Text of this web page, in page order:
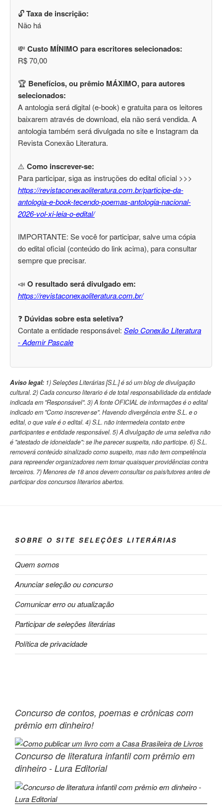
🔓Taxa de inscrição:
Não há
💸 Custo MÍNIMO para escritores selecionados:
R$ 70,00
🏆 Benefícios, ou prêmio MÁXIMO, para autores
selecionados:
A antologia será digital (e-book) e gratuita para os leitores
baixarem através de download, ela não será vendida. A
antologia também será divulgada no site e Instagram da
Revista Conexão Literatura.
⚠️ Como inscrever-se:
Para participar, siga as instruções do edital oficial >>>
https://revistaconexaoliteratura.com.br/participe-da-
antologia-e-book-tecendo-poemas-antologia-nacional-
2026-vol-xi-leia-o-edital/
IMPORTANTE: Se você for participar, salve uma cópia
do edital oficial (conteúdo do link acima), para consultar
sempre que precisar.
📣 O resultado será divulgado em:
https://revistaconexaoliteratura.com.br/
❓ Dúvidas sobre esta seletiva?
Contate a entidade responsável: Selo Conexão Literatura
- Ademir Pascale
Aviso legal: 1) Seleções Literárias [S.L.] é só um blog de divulgação
cultural. 2) Cada concurso literario é de total responsabilidade da entidade
indicada em "Responsável". 3) A fonte OFICIAL de informações é o edital
indicado em "Como inscrever-se". Havendo divergência entre S.L. e o
edital, o que vale é o edital. 4) S.L. não intermedeia contato entre
participantes e entidade responsável. 5) A divulgação de uma seletiva não
é "atestado de idoneidade": se lhe parecer suspeita, não participe. 6) S.L.
removerá conteúdo sinalizado como suspeito, mas não tem competência
para repreender organizadores nem tomar quaisquer providências contra
terceiros. 7) Menores de 18 anos devem consultar os pais/tutores antes de
participar dos concursos literarios abertos.
SOBRE O SITE SELEÇÕES LITERÁRIAS
Quem somos
Anunciar seleção ou concurso
Comunicar erro ou atualização
Participar de seleções literárias
Política de privacidade
Concurso de contos, poemas e crônicas com
prêmio em dinheiro!
Concurso de literatura infantil com prêmio em
dinheiro - Lura Editorial